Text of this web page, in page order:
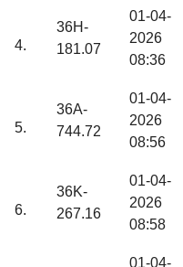
4.
36H-
181.07
01-04-
2026
08:36
5.
36A-
744.72
01-04-
2026
08:56
6.
36K-
267.16
01-04-
2026
08:58
01-04-